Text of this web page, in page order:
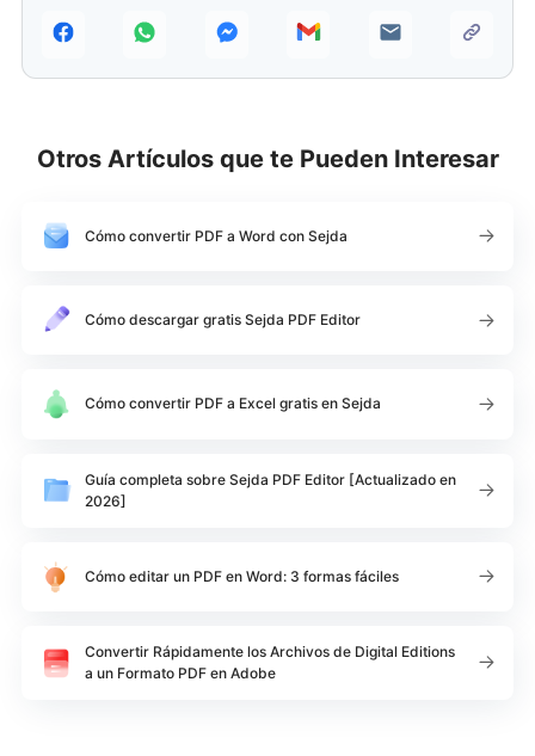
Otros Artículos que te Pueden Interesar
Cómo convertir PDF a Word con Sejda
Cómo descargar gratis Sejda PDF Editor
Cómo convertir PDF a Excel gratis en Sejda
Guía completa sobre Sejda PDF Editor [Actualizado en
2026]
Cómo editar un PDF en Word: 3 formas fáciles
Convertir Rápidamente los Archivos de Digital Editions
a un Formato PDF en Adobe